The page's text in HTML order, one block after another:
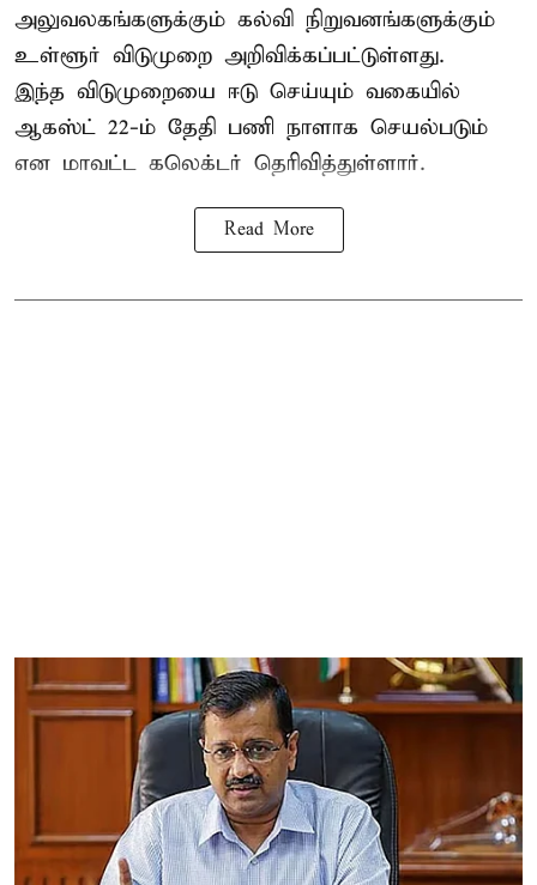
அலுவலகங்களுக்கும் கல்வி நிறுவனங்களுக்கும்
உள்ளூர் விடுமுறை அறிவிக்கப்பட்டுள்ளது.
இந்த விடுமுறையை ஈடு செய்யும் வகையில்
ஆகஸ்ட் 22-ம் தேதி பணி நாளாக செயல்படும்
என மாவட்ட கலெக்டர் தெரிவித்துள்ளார்.
Read More